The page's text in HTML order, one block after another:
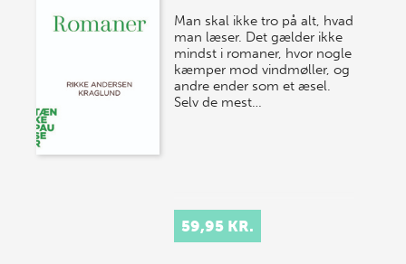
Man skal ikke tro på alt, hvad
man læser. Det gælder ikke
mindst i romaner, hvor nogle
kæmper mod vindmøller, og
andre ender som et æsel.
Selv de mest…
59,95 KR.